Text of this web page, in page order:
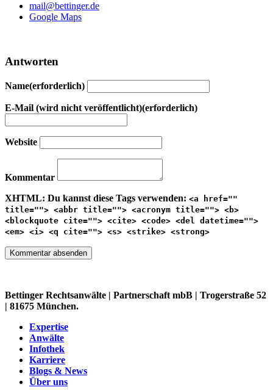
mail@bettinger.de
Google Maps
Antworten
Name(erforderlich)
E-Mail (wird nicht veröffentlicht)(erforderlich)
Website
Kommentar
XHTML: Du kannst diese Tags verwenden: <a href=""
title=""> <abbr title=""> <acronym title=""> <b>
<blockquote cite=""> <cite> <code> <del datetime="">
<em> <i> <q cite=""> <s> <strike> <strong>
Bettinger Rechtsanwälte | Partnerschaft mbB | Trogerstraße 52
| 81675 München.
Expertise
Anwälte
Infothek
Karriere
Blogs & News
Über uns